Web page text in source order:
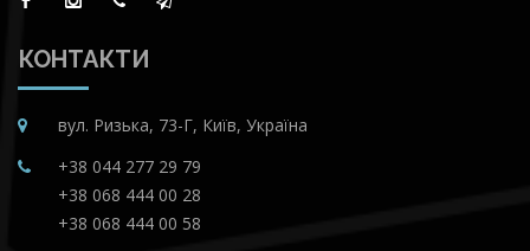
КОНТАКТИ
вул. Ризька, 73-Г, Київ, Україна
+38 044 277 29 79
+38 068 444 00 28
+38 068 444 00 58